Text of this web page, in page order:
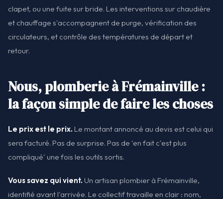
clapet, ou une fuite sur bride. Les interventions sur chaudière
et chauffage s'accompagnent de purge, vérification des
circulateurs, et contrôle des températures de départ et
retour.
Nous, plomberie à Frémainville :
la façon simple de faire les choses
Le prix est le prix. Le montant annoncé au devis est celui qui
sera facturé. Pas de surprise. Pas de 'en fait c'est plus
compliqué' une fois les outils sortis.
Vous savez qui vient. Un artisan plombier à Frémainville,
identifié avant l'arrivée. Le collectif travaille en clair : nom,